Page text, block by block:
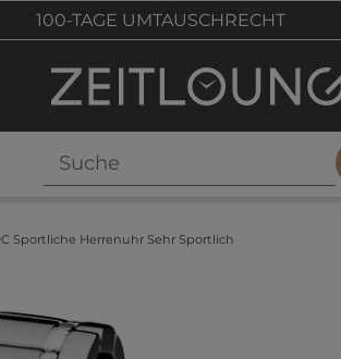
100-TAGE UMTAUSCHRECHT
Sportliche Herrenuhr Sehr Sportlich